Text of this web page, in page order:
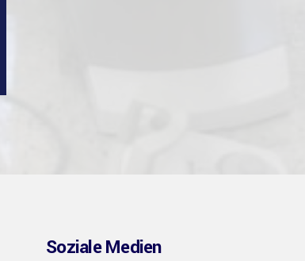
Soziale Medien